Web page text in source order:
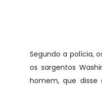
Segundo a polícia,
os sargentos
homem, que